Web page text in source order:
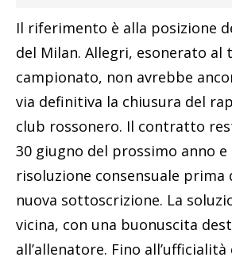
Il riferimento è alla posizione
del Milan. Allegri, esonerato al
campionato, non avrebbe
via definitiva la chiusura del
club rossonero. Il contratto
30 giugno del prossimo anno e
risoluzione consensuale prima
nuova sottoscrizione. La
vicina, con una buonuscita
all’allenatore. Fino all’ufficialità